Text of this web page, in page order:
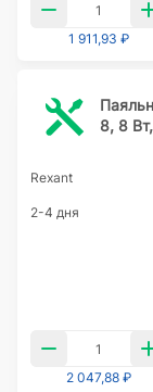
1 911,93 ₽
8, 8
Rexant
2-4 дня
2 047,88 ₽